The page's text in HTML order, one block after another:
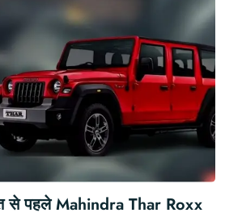
पहले Mahindra Thar Roxx